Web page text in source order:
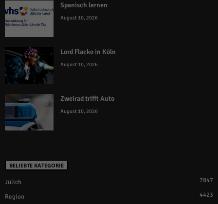
Spanisch lernen
August 10, 2026
Lord Flacko in Köln
August 10, 2026
Zweirad trifft Auto
August 10, 2026
BELIEBTE KATEGORIE
Jülich 7847
Region 4423